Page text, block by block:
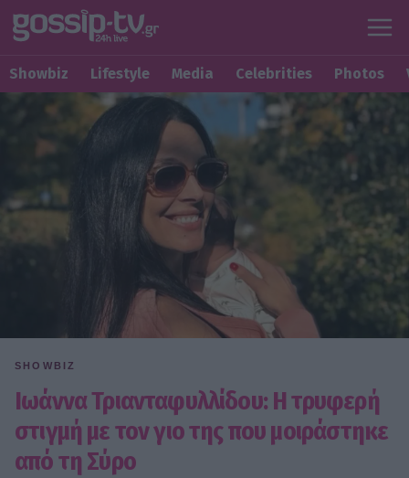
Showbiz Lifestyle Media Celebrities Photos
SHOWBIZ
Ιωάννα Τριανταφυλλίδου: Η τρυφερή
στιγμή με τον γιο της που μοιράστηκε
από τη Σύρο